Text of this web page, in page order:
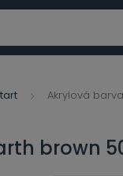
Akrylová
brown